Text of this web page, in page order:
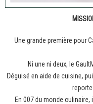
Une grande première pour
Ni une ni deux, le
Déguisé en aide de cuisine,
En 007 du monde